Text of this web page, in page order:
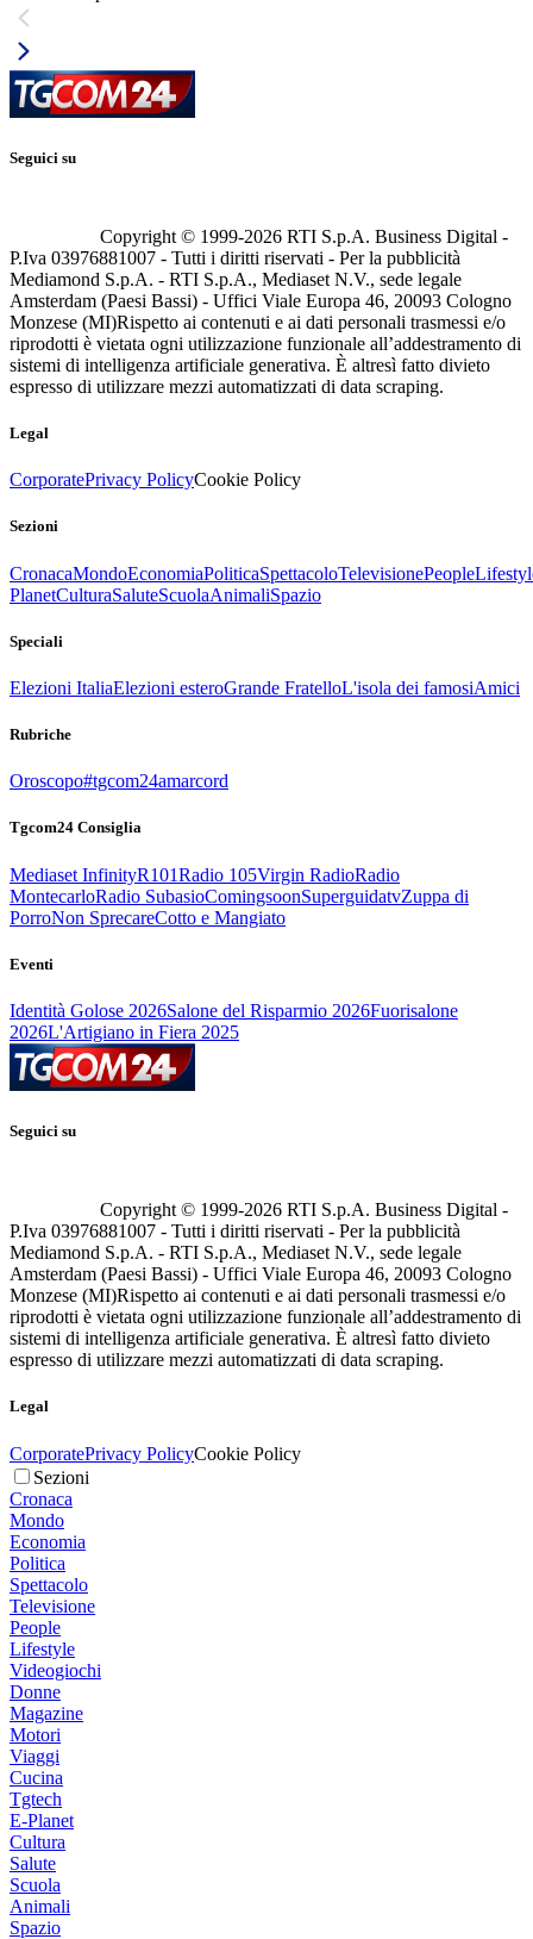
Seguici su
Copyright © 1999-2026 RTI S.p.A. Business Digital -
P.Iva 03976881007 - Tutti i diritti riservati - Per la pubblicità
Mediamond S.p.A. - RTI S.p.A., Mediaset N.V., sede legale
Amsterdam (Paesi Bassi) - Uffici Viale Europa 46, 20093 Cologno
Monzese (MI)Rispetto ai contenuti e ai dati personali trasmessi e/o
riprodotti è vietata ogni utilizzazione funzionale all’addestramento di
sistemi di intelligenza artificiale generativa. È altresì fatto divieto
espresso di utilizzare mezzi automatizzati di data scraping.
Legal
CorporatePrivacy PolicyCookie Policy
Sezioni
CronacaMondoEconomiaPoliticaSpettacoloTelevisionePeople
PlanetCulturaSaluteScuolaAnimaliSpazio
Speciali
Elezioni ItaliaElezioni esteroGrande FratelloL'isola dei famosiAmici
Rubriche
Oroscopo#tgcom24amarcord
Tgcom24 Consiglia
Mediaset InfinityR101Radio 105Virgin RadioRadio
MontecarloRadio SubasioComingsoonSuperguidatvZuppa di
PorroNon SprecareCotto e Mangiato
Eventi
Identità Golose 2026Salone del Risparmio 2026Fuorisalone
2026L'Artigiano in Fiera 2025
Seguici su
Copyright © 1999-2026 RTI S.p.A. Business Digital -
P.Iva 03976881007 - Tutti i diritti riservati - Per la pubblicità
Mediamond S.p.A. - RTI S.p.A., Mediaset N.V., sede legale
Amsterdam (Paesi Bassi) - Uffici Viale Europa 46, 20093 Cologno
Monzese (MI)Rispetto ai contenuti e ai dati personali trasmessi e/o
riprodotti è vietata ogni utilizzazione funzionale all’addestramento di
sistemi di intelligenza artificiale generativa. È altresì fatto divieto
espresso di utilizzare mezzi automatizzati di data scraping.
Legal
CorporatePrivacy PolicyCookie Policy
Sezioni
Cronaca
Mondo
Economia
Politica
Spettacolo
Televisione
People
Lifestyle
Videogiochi
Donne
Magazine
Motori
Viaggi
Cucina
Tgtech
E-Planet
Cultura
Salute
Scuola
Animali
Spazio